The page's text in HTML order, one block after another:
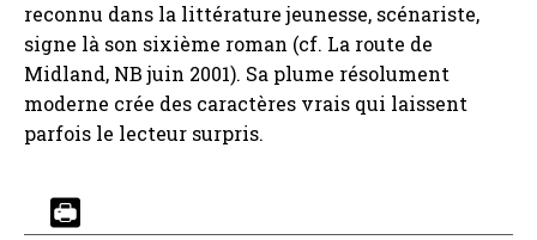
reconnu dans la littérature jeunesse, scénariste,
signe là son sixième roman (cf. La route de
Midland, NB juin 2001). Sa plume résolument
moderne crée des caractères vrais qui laissent
parfois le lecteur surpris.